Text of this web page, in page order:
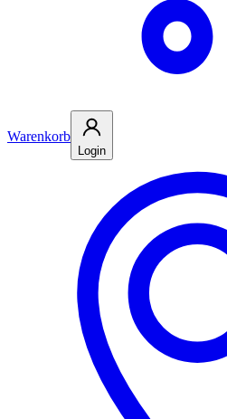
Warenkorb
Login